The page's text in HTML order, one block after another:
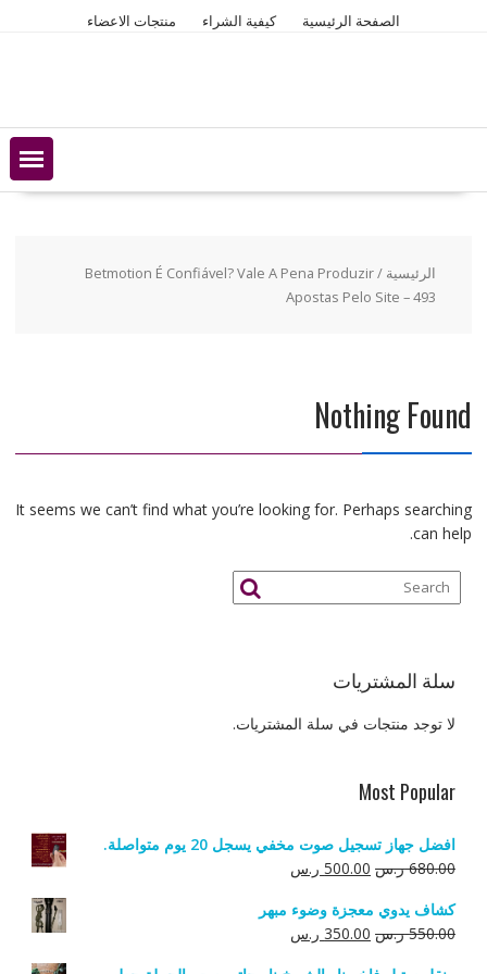
الصفحة الرئيسية كيفية الشراء منتجات الاعضاء
الرئيسية
/ Betmotion É Confiável? Vale A Pena Produzir
Apostas Pelo Site – 493
Nothing Found
It seems we can’t find what you’re looking for. Perhaps searching
can help.
سلة المشتريات
لا توجد منتجات في سلة المشتريات.
Most Popular
افضل جهاز تسجيل صوت مخفي يسجل 20 يوم متواصلة.
680.00 ر.س السعر
هو:
680.00 ر.س.
500.00 ر.سالسعر
هو:
500.00 ر.س.
كشاف يدوي معجزة وضوء مبهر
550.00 ر.س السعر
350.00 ر.سالسعر